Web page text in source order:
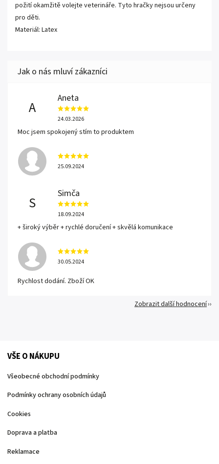
požití okamžitě volejte veterináře. Tyto hračky nejsou určeny
pro děti.
Materiál: Latex
A
Aneta
24.03.2026
Moc jsem spokojený stím to produktem
25.09.2024
S
Simča
18.09.2024
+ široký výběr + rychlé doručení + skvělá komunikace
30.05.2024
Rychlost dodání. Zboží OK
Zobrazit další hodnocení
VŠE O NÁKUPU
Všeobecné obchodní podmínky
Podmínky ochrany osobních údajů
Cookies
Doprava a platba
Reklamace